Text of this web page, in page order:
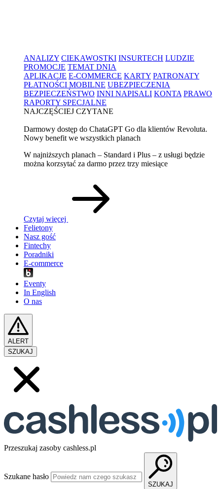
ANALIZY CIEKAWOSTKI INSURTECH LUDZIE
PROMOCJE TEMAT DNIA
APLIKACJE E-COMMERCE KARTY PATRONATY
PŁATNOŚCI MOBILNE UBEZPIECZENIA
BEZPIECZEŃSTWO INNI NAPISALI KONTA PRAWO
RAPORTY SPECJALNE
NAJCZĘŚCIEJ CZYTANE
Darmowy dostęp do ChataGPT Go dla klientów Revoluta.
Nowy benefit we wszystkich planach
W najniższych planach – Standard i Plus – z usługi będzie
można korzsytać za darmo przez trzy miesiące
Czytaj więcej
Felietony
Nasz gość
Fintechy
Poradniki
E-commerce
Eventy
In English
O nas
ALERT
SZUKAJ
Przeszukaj zasoby cashless.pl
Szukane hasło
SZUKAJ